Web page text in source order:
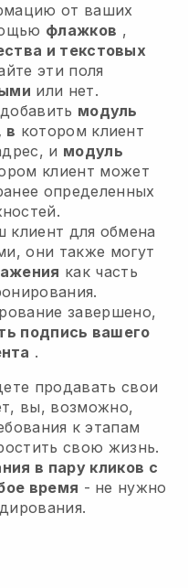
от ваших
флажков ,
и текстовых
эти поля
или нет.
модуль
в котором клиент
и модуль
клиент может
определенных
для обмена
они также могут
как часть
завершено,
подпись вашего
.
продавать свои
вы, возможно,
к этапам
свою жизнь.
в пару кликов с
время - не нужно